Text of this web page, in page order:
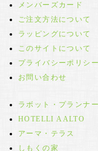
メンバーズカード
ご注文方法について
ラッピングについて
このサイトについて
プライバシーポリシー
お問い合わせ
ラボット・プランナー
HOTELLI AALTO
アーマ・テラス
しもくの家